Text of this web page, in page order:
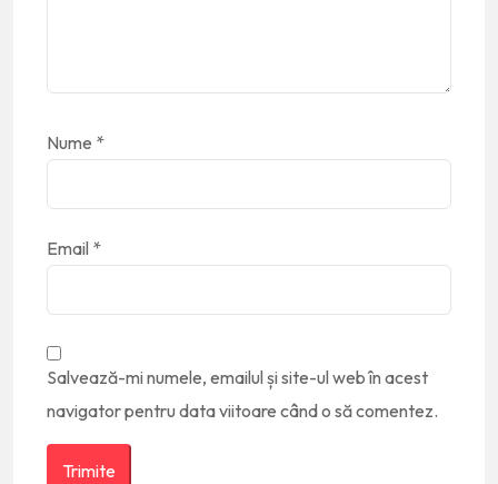
Nume *
Email *
Salvează-mi numele, emailul și site-ul web în acest
navigator pentru data viitoare când o să comentez.